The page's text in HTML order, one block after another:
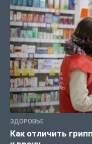
ЗДОРОВЬЕ
Как отличить